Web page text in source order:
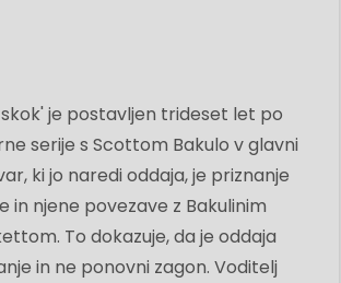
je postavljen trideset let po
serije s Scottom Bakulo v glavni
ki jo naredi oddaja, je priznanje
in njene povezave z Bakulinim
To dokazuje, da je oddaja
in ne ponovni zagon. Voditelj